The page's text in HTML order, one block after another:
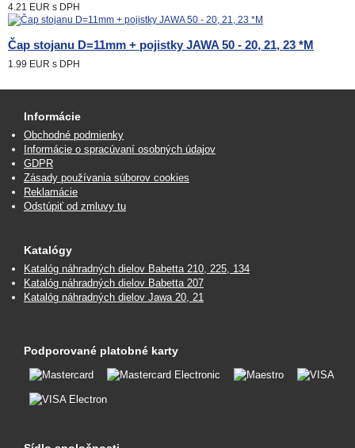
4.21 EUR s DPH
Čap stojanu D=11mm + pojistky JAWA 50 - 20, 21, 23 *M
1.99 EUR s DPH
Informácie
Obchodné podmienky
Informácie o spracúvaní osobných údajov
GDPR
Zásady používania súborov cookies
Reklamácie
Odstúpiť od zmluvy tu
Katalógy
Katalóg náhradných dielov Babetta 210, 225, 134
Katalóg náhradných dielov Babetta 207
Katalóg náhradných dielov Jawa 20, 21
Podporované platobné karty